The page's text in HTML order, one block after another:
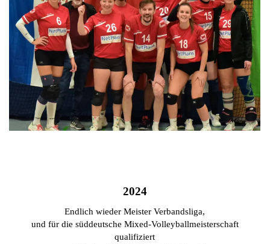
2024
Endlich wieder Meister Verbandsliga,
und für die süddeutsche Mixed-Volleyballmeisterschaft
qualifiziert